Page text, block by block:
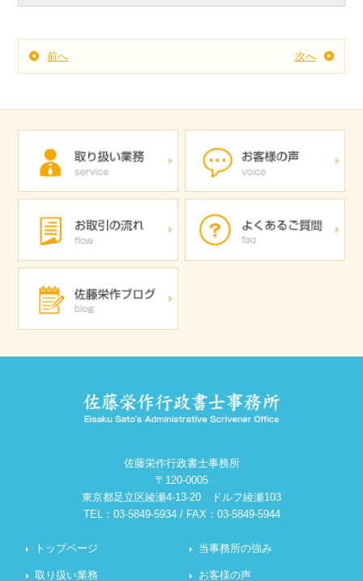
前へ 次へ
佐藤栄作行政書士事務所
〒120-0005
東京都足立区綾瀬4-13-20 ドルフ綾瀬103
TEL：03-5849-5934 / FAX：03-5849-5944
トップページ 当事務所の強み
取り扱い業務 お客様の声